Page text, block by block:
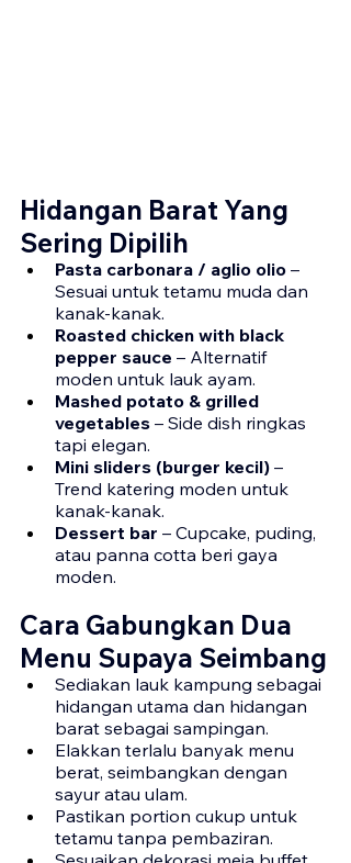
Hidangan Barat Yang
Sering Dipilih
Pasta carbonara / aglio olio –
Sesuai untuk tetamu muda dan
kanak-kanak.
Roasted chicken with black
pepper sauce – Alternatif
moden untuk lauk ayam.
Mashed potato & grilled
vegetables – Side dish ringkas
tapi elegan.
Mini sliders (burger kecil) –
Trend katering moden untuk
kanak-kanak.
Dessert bar – Cupcake, puding,
atau panna cotta beri gaya
moden.
Cara Gabungkan Dua
Menu Supaya Seimbang
Sediakan lauk kampung sebagai
hidangan utama dan hidangan
barat sebagai sampingan.
Elakkan terlalu banyak menu
berat, seimbangkan dengan
sayur atau ulam.
Pastikan portion cukup untuk
tetamu tanpa pembaziran.